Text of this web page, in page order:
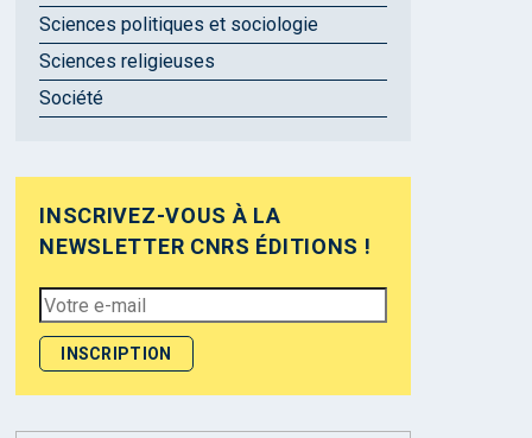
Sciences politiques et sociologie
Sciences religieuses
Société
INSCRIVEZ-VOUS À LA
NEWSLETTER CNRS ÉDITIONS !